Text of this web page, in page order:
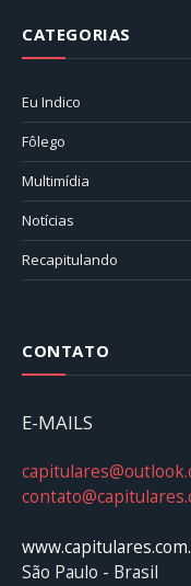
CATEGORIAS
Eu Indico
Fôlego
Multimídia
Notícias
Recapitulando
CONTATO
E-MAILS
São Paulo - Brasil